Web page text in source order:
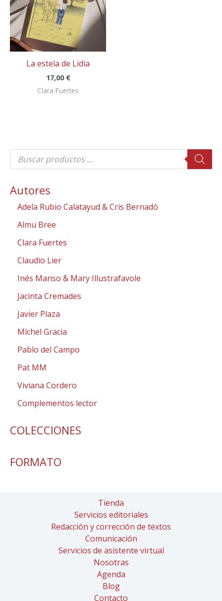
La estela de Lidia
17,00 €
Clara Fuertes
B
s
u
e
Autores
Adela Rubio Calatayud & Cris Bernadó
Almu Bree
Clara Fuertes
Claudio Lier
Inés Manso & Mary Illustrafavole
Jacinta Cremades
Javier Plaza
Míchel Gracia
Pablo del Campo
Pat MM
Viviana Cordero
Complementos lector
COLECCIONES
FORMATO
Tienda
Servicios editoriales
Redacción y corrección de textos
Comunicación
Servicios de asistente virtual
Nosotras
Agenda
Blog
Contacto